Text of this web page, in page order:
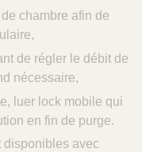
chambre afin de
de régler le débit de
nécessaire,
luer lock mobile qui
en fin de purge.
disponibles avec